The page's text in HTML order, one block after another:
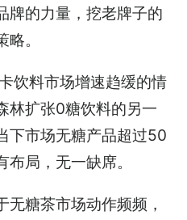
牌的力量，挖老牌子的
。
饮料市场增速趋缓的情
林扩张0糖饮料的另一
下市场无糖产品超过50
局，无一缺席。
糖茶市场动作频频，